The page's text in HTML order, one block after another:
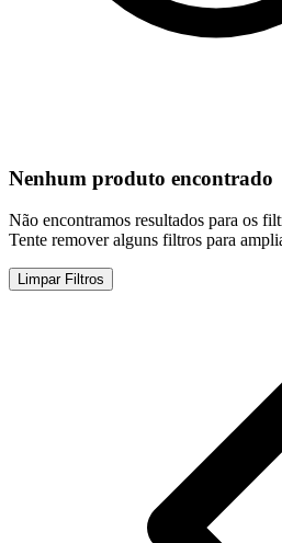
Nenhum produto encontrado
Não encontramos resultados para os
Tente remover alguns filtros para
Limpar Filtros